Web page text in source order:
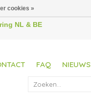
NL & BE
FAQ NIEUWS
cookies »